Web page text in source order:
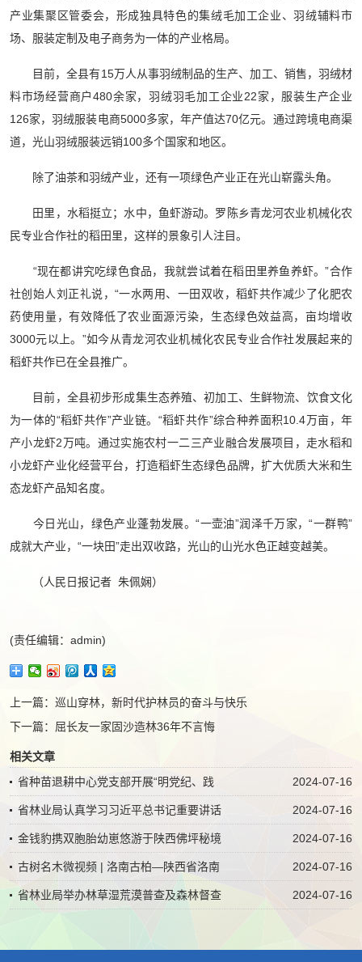
产业集聚区管委会，形成独具特色的集绒毛加工企业、羽绒辅料市
场、服装定制及电子商务为一体的产业格局。
目前，全县有15万人从事羽绒制品的生产、加工、销售，羽绒材
料市场经营商户480余家，羽绒羽毛加工企业22家，服装生产企业
126家，羽绒服装电商5000多家，年产值达70亿元。通过跨境电商渠
道，光山羽绒服装远销100多个国家和地区。
除了油茶和羽绒产业，还有一项绿色产业正在光山崭露头角。
田里，水稻挺立；水中，鱼虾游动。罗陈乡青龙河农业机械化农
民专业合作社的稻田里，这样的景象引人注目。
“现在都讲究吃绿色食品，我就尝试着在稻田里养鱼养虾。”合作
社创始人刘正礼说，“一水两用、一田双收，稻虾共作减少了化肥农
药使用量，有效降低了农业面源污染，生态绿色效益高，亩均增收
3000元以上。”如今从青龙河农业机械化农民专业合作社发展起来的
稻虾共作已在全县推广。
目前，全县初步形成集生态养殖、初加工、生鲜物流、饮食文化
为一体的“稻虾共作”产业链。“稻虾共作”综合种养面积10.4万亩，年
产小龙虾2万吨。通过实施农村一二三产业融合发展项目，走水稻和
小龙虾产业化经营平台，打造稻虾生态绿色品牌，扩大优质大米和生
态龙虾产品知名度。
今日光山，绿色产业蓬勃发展。“一壶油”润泽千万家，“一群鸭”
成就大产业，“一块田”走出双收路，光山的山光水色正越变越美。
（人民日报记者 朱佩娴）
(责任编辑：admin)
上一篇： 巡山穿林，新时代护林员的奋斗与快乐
下一篇： 屈长友一家固沙造林36年不言悔
相关文章
2024-07-16
省种苗退耕中心党支部开展“明党纪、践
2024-07-16
省林业局认真学习习近平总书记重要讲话
2024-07-16
金钱豹携双胞胎幼崽悠游于陕西佛坪秘境
2024-07-16
古树名木微视频 | 洛南古柏—陕西省洛南
2024-07-16
省林业局举办林草湿荒漠普查及森林督查